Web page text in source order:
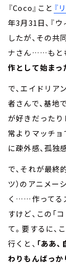
『Coco』こと 『
年3月31日、『
したが、その共
ナさん……もと
作として始まっ
で、エイドリア
者さんで、基地
が好きだった
常よりマッチョ
に疎外感、孤独
で、それが最終
ツ）のアニメー
く……作ってる
すけど、この「
て。要するに、
行くと、 「ああ
わりもんばっか